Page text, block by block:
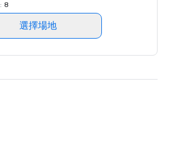
: 8
選擇場地